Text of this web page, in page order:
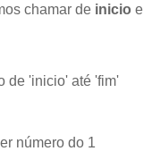
chamar de inicio e
de 'inicio' até 'fim'
número do 1